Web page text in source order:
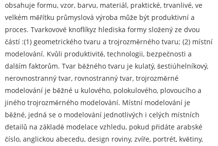
obsahuje formu, vzor, ​​barvu, materiál, praktické, trvanlivé, ve
velkém měřítku průmyslová výroba může být produktivní a
proces. Tvarkovové knoflíkyz hlediska formy složený ze dvou
částí :(1) geometrického tvaru a trojrozměrného tvaru; (2) místní
modelování. Kvůli produktivitě, technologii, bezpečnosti a
dalším faktorům. Tvar běžného tvaru je kulatý, šestiúhelníkový,
nerovnostranný tvar, rovnostranný tvar, trojrozměrné
modelování je běžné u kulového, polokulového, plovoucího a
jiného trojrozměrného modelování. Místní modelování je
běžné, jedná se o modelování jednotlivých i celých místních
detailů na základě modelace vzhledu, pokud přidáte arabské
číslo, anglickou abecedu, design roviny, zvíře, portrét, květiny,